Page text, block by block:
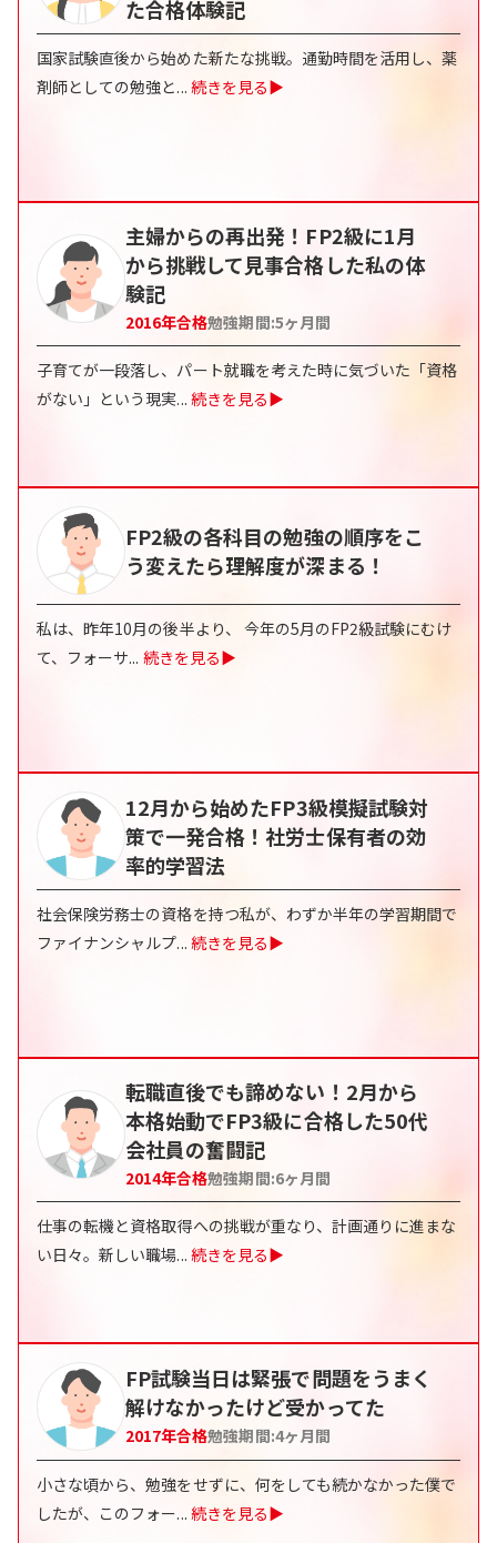
た合格体験記
国家試験直後から始めた新たな挑戦。通勤時間を活用し、薬
剤師としての勉強と... 続きを見る▶
主婦からの再出発！FP2級に1月
から挑戦して見事合格した私の体
験記
2016年合格勉強期間:5ヶ月間
子育てが一段落し、パート就職を考えた時に気づいた「資格
がない」という現実... 続きを見る▶
FP2級の各科目の勉強の順序をこ
う変えたら理解度が深まる！
私は、昨年10月の後半より、 今年の5月のFP2級試験にむけ
て、フォーサ... 続きを見る▶
12月から始めたFP3級模擬試験対
策で一発合格！社労士保有者の効
率的学習法
社会保険労務士の資格を持つ私が、わずか半年の学習期間で
ファイナンシャルプ... 続きを見る▶
転職直後でも諦めない！2月から
本格始動でFP3級に合格した50代
会社員の奮闘記
2014年合格勉強期間:6ヶ月間
仕事の転機と資格取得への挑戦が重なり、計画通りに進まな
い日々。新しい職場... 続きを見る▶
FP試験当日は緊張で問題をうまく
解けなかったけど受かってた
2017年合格勉強期間:4ヶ月間
小さな頃から、勉強をせずに、何をしても続かなかった僕で
したが、このフォー... 続きを見る▶